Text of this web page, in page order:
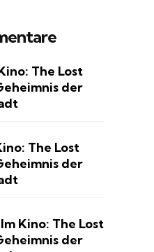
The Lost
der
The Lost
der
Im Kino: The Lost
der